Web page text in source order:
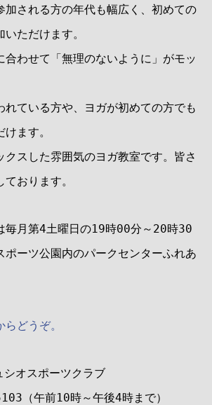
加される方の年代も幅広く、初めての
ただけます。
合わせて「無理のないように」がモッ
れている方や、ヨガが初めての方でも
ます。
クスした雰囲気のヨガ教室です。皆さ
おります。
毎月第4土曜日の19時00分～20時30
ポーツ公園内のパークセンターふれあ
どうぞ。
シオスポーツクラブ
（午前10時～午後4時まで）